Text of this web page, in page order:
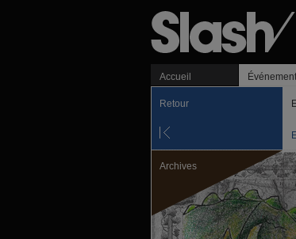
Accueil
Retour
Archives